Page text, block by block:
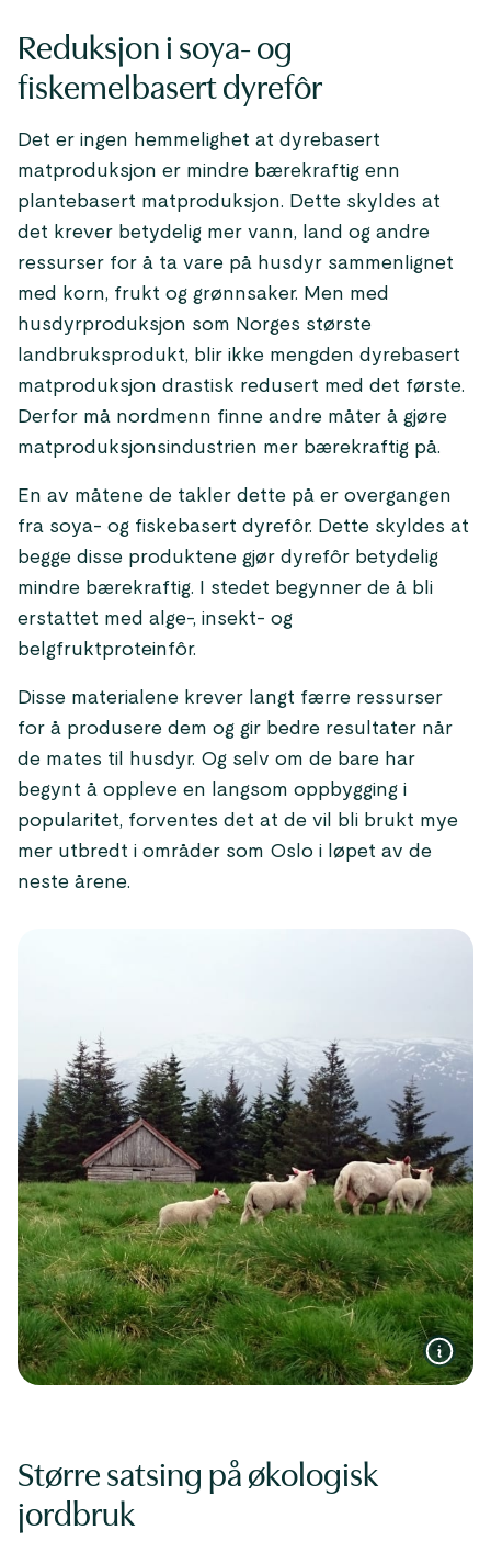
Reduksjon i soya- og
fiskemelbasert dyrefôr
Det er ingen hemmelighet at dyrebasert
matproduksjon er mindre bærekraftig enn
plantebasert matproduksjon. Dette skyldes at
det krever betydelig mer vann, land og andre
ressurser for å ta vare på husdyr sammenlignet
med korn, frukt og grønnsaker. Men med
husdyrproduksjon som Norges største
landbruksprodukt, blir ikke mengden dyrebasert
matproduksjon drastisk redusert med det første.
Derfor må nordmenn finne andre måter å gjøre
matproduksjonsindustrien mer bærekraftig på.
En av måtene de takler dette på er overgangen
fra soya- og fiskebasert dyrefôr. Dette skyldes at
begge disse produktene gjør dyrefôr betydelig
mindre bærekraftig. I stedet begynner de å bli
erstattet med alge-, insekt- og
belgfruktproteinfôr.
Disse materialene krever langt færre ressurser
for å produsere dem og gir bedre resultater når
de mates til husdyr. Og selv om de bare har
begynt å oppleve en langsom oppbygging i
popularitet, forventes det at de vil bli brukt mye
mer utbredt i områder som Oslo i løpet av de
neste årene.
Større satsing på økologisk
jordbruk